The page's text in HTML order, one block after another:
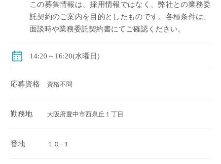
この募集情報は、採用情報ではなく、弊社との業務委
託契約のご案内を目的としたものです。各種条件は、
面談時や業務委託契約書にてご確認ください。
14:20～16:20(水曜日)
応募資格 資格不問
勤務地 大阪府豊中市西泉丘１丁目
番地 １０−１